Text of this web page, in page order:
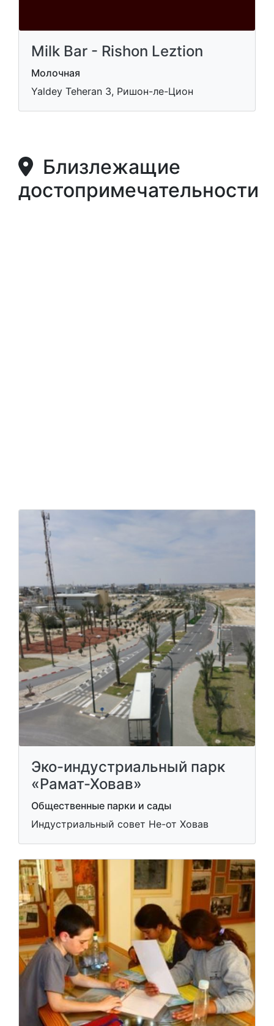
Milk Bar - Rishon Leztion
Молочная
Yaldey Teheran 3, Ришон-ле-Цион
Близлежащие
достопримечательности
Эко-индустриальный парк
«Рамат-Ховав»
Общественные парки и сады
Индустриальный совет Не-от Ховав